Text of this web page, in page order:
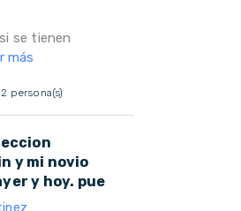
se tienen
más
persona(s)
y mi novio
y hoy. pue